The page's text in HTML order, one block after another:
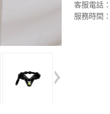
客服電話
服務時間